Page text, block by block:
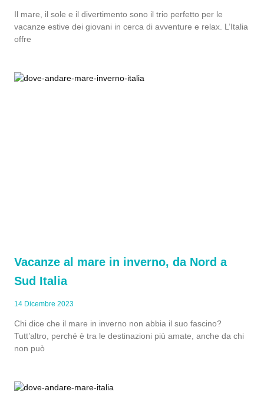
Il mare, il sole e il divertimento sono il trio perfetto per le
vacanze estive dei giovani in cerca di avventure e relax. L’Italia
offre
Vacanze al mare in inverno, da Nord a
Sud Italia
14 Dicembre 2023
Chi dice che il mare in inverno non abbia il suo fascino?
Tutt’altro, perché è tra le destinazioni più amate, anche da chi
non può